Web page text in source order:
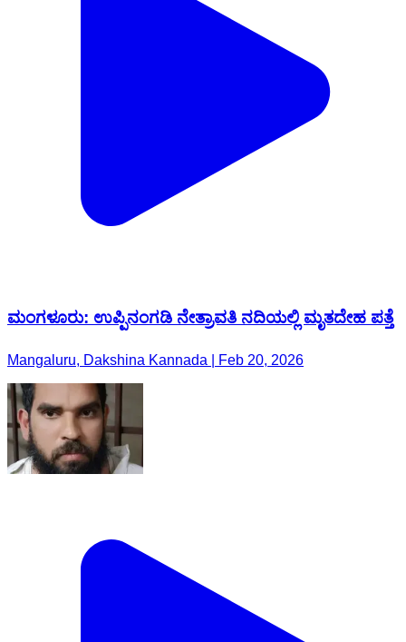
ಮಂಗಳೂರು: ಉಪ್ಪಿನಂಗಡಿ‌ ನೇತ್ರಾವತಿ ನದಿಯಲ್ಲಿ ಮೃತದೇಹ ಪತ್ತೆ
Mangaluru, Dakshina Kannada | Feb 20, 2026